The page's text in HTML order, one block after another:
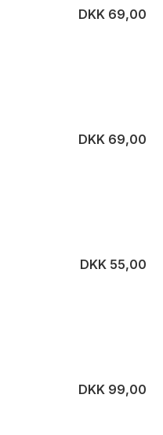
DKK 69,00
DKK 69,00
DKK 55,00
DKK 99,00